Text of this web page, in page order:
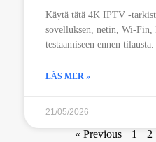
Käytä tätä 4K IPTV -
sovelluksen, netin, Wi-Fin,
testaamiseen ennen tilausta.
LÄS MER »
21/05/2026
« Previous 1 2